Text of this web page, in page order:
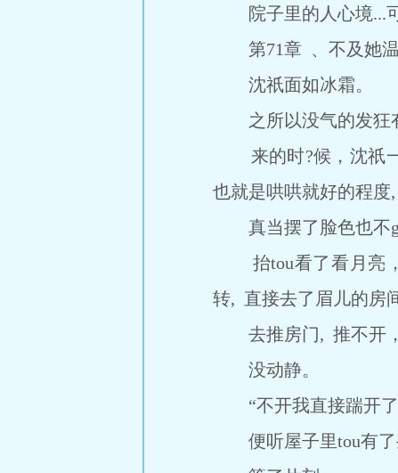
院子里的人心境...可
第71章 、不及她
沈祇面如冰霜。
之所以没气的发狂有
来的时?候，沈祇一
也就是哄哄就好的程度
真当摆了脸色也不
抬tou看了看月亮，
转, 直接去了眉儿的房
去推房门, 推不开，
没动静。
“不开我直接踹开了
便听屋子里tou有了